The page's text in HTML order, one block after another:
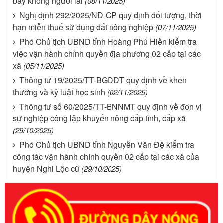
Nghị định 292/2025/NĐ-CP quy định đối tượng, thời
hạn miễn thuế sử dụng đất nông nghiệp (07/11/2025)
Phó Chủ tịch UBND tỉnh Hoàng Phú Hiền kiểm tra
việc vận hành chính quyền địa phương 02 cấp tại các
xã (05/11/2025)
Thông tư 19/2025/TT-BGDĐT quy định về khen
thưởng và kỷ luật học sinh (02/11/2025)
Thông tư số 60/2025/TT-BNNMT quy định về đơn vị
sự nghiệp công lập khuyến nông cấp tỉnh, cấp xã
(29/10/2025)
Phó Chủ tịch UBND tỉnh Nguyễn Văn Đệ kiểm tra
công tác vận hành chính quyền 02 cấp tại các xã của
huyện Nghi Lộc cũ (29/10/2025)